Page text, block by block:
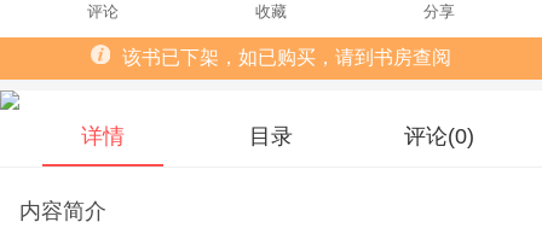
评论 收藏 分享
该书已下架，如已购买，请到书房查阅
详情 目录 评论(0)
内容简介